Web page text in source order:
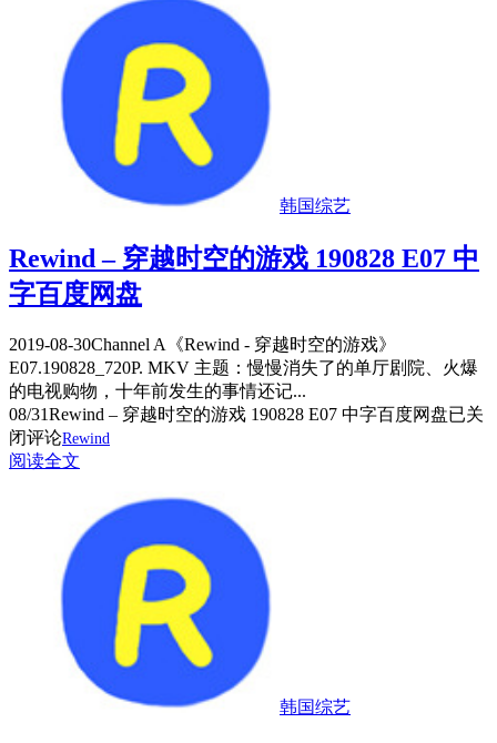
韩国综艺
Rewind – 穿越时空的游戏 190828 E07 中
字百度网盘
2019-08-30Channel A《Rewind - 穿越时空的游戏》
E07.190828_720P. MKV 主题：慢慢消失了的单厅剧院、火爆
的电视购物，十年前发生的事情还记...
08/31Rewind – 穿越时空的游戏 190828 E07 中字百度网盘已关
闭评论Rewind
阅读全文
韩国综艺